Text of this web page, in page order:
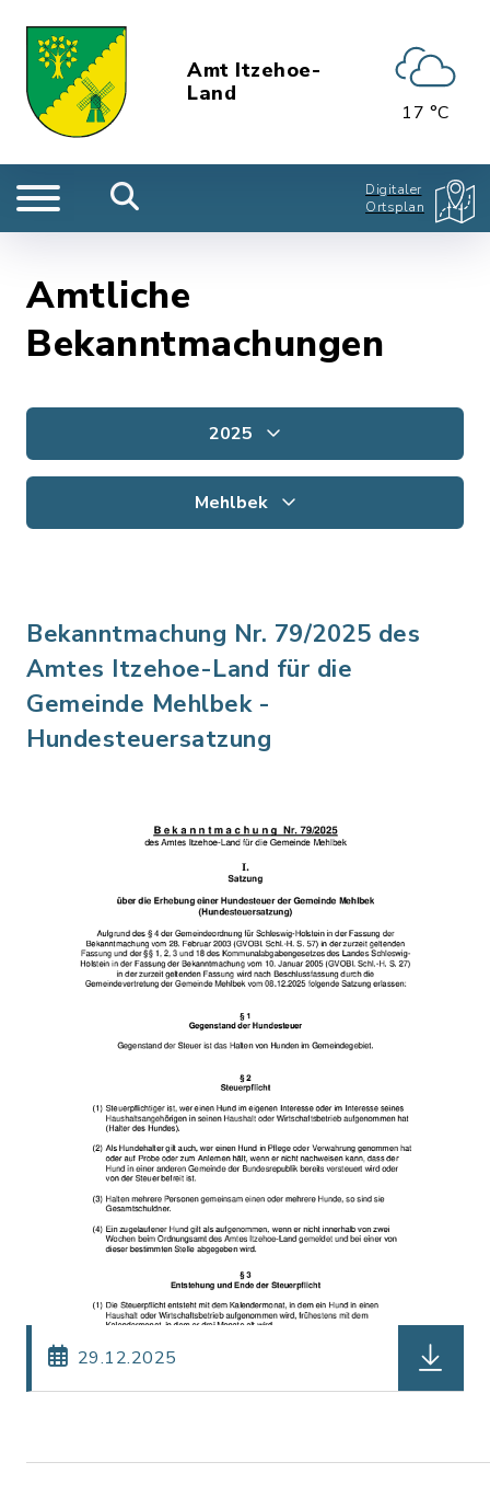
Amt Itzehoe-
Land
17 °C
Digitaler
Ortsplan
Amtliche
Bekanntmachungen
2025
Mehlbek
Bekanntmachung Nr. 79/2025 des
Amtes Itzehoe-Land für die
Gemeinde Mehlbek -
Hundesteuersatzung
29.12.2025